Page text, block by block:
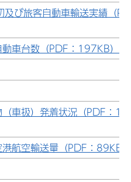
及び旅客自動車輸送実績（
車台数（PDF：197KB）
（車扱）発着状況（PDF：
航空輸送量（PDF：89KB）